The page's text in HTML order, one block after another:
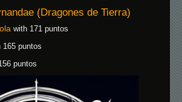
(Dragones de Tierra)
with 171 puntos
165 puntos
puntos